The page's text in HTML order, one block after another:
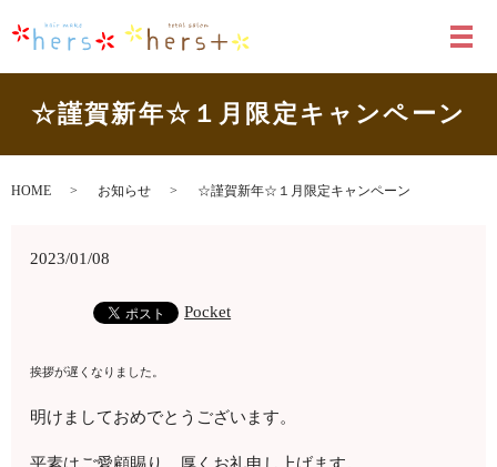
メ
☆謹賀新年☆１月限定キャンペーン
HOME お知らせ ☆謹賀新年☆１月限定キャンペーン
2023/01/08
Pocket
挨拶が遅くなりました。
明けましておめでとうございます。
平素はご愛顧賜り、厚くお礼申し上げます。